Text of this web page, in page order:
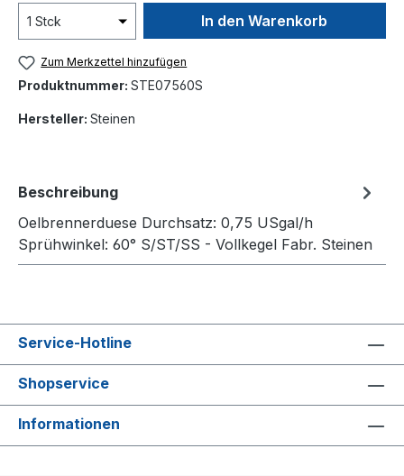
In den Warenkorb
Zum Merkzettel hinzufügen
Produktnummer: STE07560S
Hersteller: Steinen
Beschreibung
Oelbrennerduese Durchsatz: 0,75 USgal/h
Sprühwinkel: 60° S/ST/SS - Vollkegel Fabr. Steinen
Service-Hotline
Shopservice
Informationen